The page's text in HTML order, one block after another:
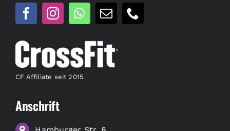
CF Affiliate seit 2015
Anschrift